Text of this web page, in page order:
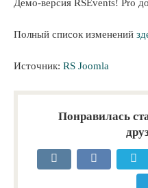
Демо-версия RSEvents! Pro
Полный список изменений
Источник: RS Joomla
Понравилась